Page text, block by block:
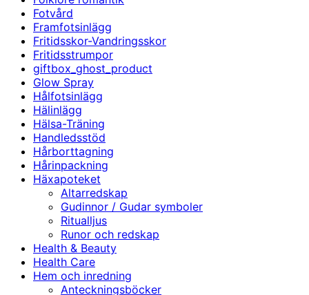
Fotvård
Framfotsinlägg
Fritidsskor-Vandringsskor
Fritidsstrumpor
giftbox_ghost_product
Glow Spray
Hålfotsinlägg
Hälinlägg
Hälsa-Träning
Handledsstöd
Hårborttagning
Hårinpackning
Häxapoteket
Altarredskap
Gudinnor / Gudar symboler
Ritualljus
Runor och redskap
Health & Beauty
Health Care
Hem och inredning
Anteckningsböcker